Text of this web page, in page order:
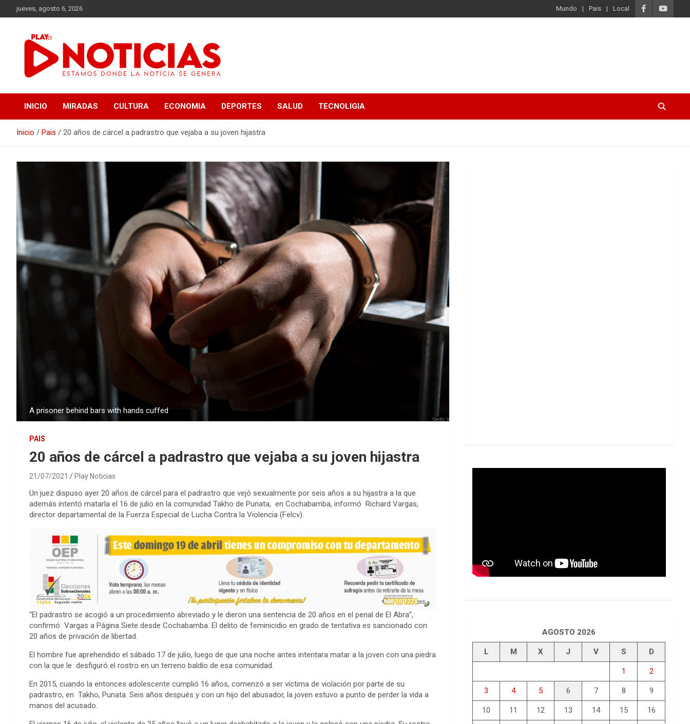
Saltar
al
jueves, agosto 6, 2026 Mundo Pais Local
Play Noticias
INICIO MIRADAS CULTURA ECONOMIA DEPORTES SALUD TECNOLIGIA
Inicio Pais 20 años de cárcel a padrastro que vejaba a su joven hijastra
A prisoner behind bars with hands cuffed
PAIS
20 años de cárcel a padrastro que vejaba a su joven hijastra
21/07/2021 Play Noticias
Un juez dispuso ayer 20 años de cárcel para el padrastro que vejó sexualmente por seis años a su hijastra a la que
además intentó matarla el 16 de julio en la comunidad Takho de Punata, en Cochabamba, informó Richard Vargas,
director departamental de la Fuerza Especial de Lucha Contra la Violencia (Felcv).
“El padrastro se acogió a un procedimiento abreviado y le dieron una sentencia de 20 años en el penal de El Abra”,
confirmó Vargas a Página Siete desde Cochabamba. El delito de feminicidio en grado de tentativa es sancionado con
20 años de privación de libertad.
El hombre fue aprehendido el sábado 17 de julio, luego de que una noche antes intentara matar a la joven con una piedra
con la que le desfiguró el rostro en un terreno baldío de esa comunidad.
En 2015, cuando la entonces adolescente cumplió 16 años, comenzó a ser víctima de violación por parte de su
padrastro, en Takho, Punata. Seis años después y con un hijo del abusador, la joven estuvo a punto de perder la vida a
manos del acusado.
AGOSTO 2026
L M X J V S D
1 2
3 4 5 6 7 8 9
10 11 12 13 14 15 16